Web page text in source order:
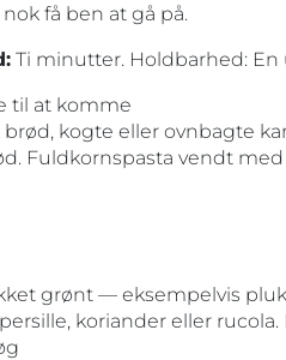
få ben at gå på.
Ti minutter. Holdbarhed: En
til at komme
kogte eller ovnbagte
Fuldkornspasta vendt
grønt — eksempelvis
koriander eller